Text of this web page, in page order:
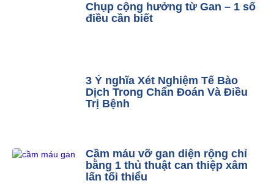
Chụp cộng hưởng từ Gan – 1 số
điều cần biết
3 Ý nghĩa Xét Nghiệm Tế Bào
Dịch Trong Chẩn Đoán Và Điều
Trị Bệnh
Cầm máu vỡ gan diện rộng chỉ
bằng 1 thủ thuật can thiệp xâm
lấn tối thiểu